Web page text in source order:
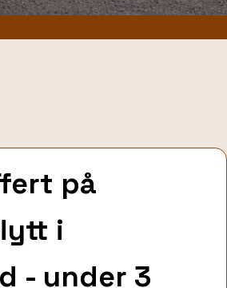
på
i
- under 3